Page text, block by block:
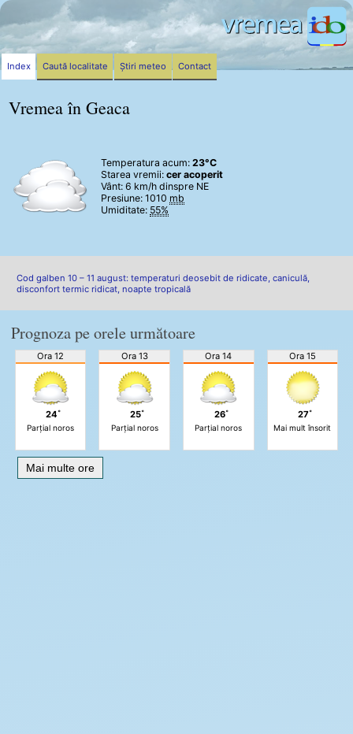
Vremea în Geaca
Temperatura acum: 23°C
Starea vremii: cer acoperit
Vânt: 6 km/h dinspre NE
Presiune: 1010 mb
Umiditate: 55%
Cod galben 10 – 11 august: temperaturi deosebit de ridicate, caniculă,
disconfort termic ridicat, noapte tropicală
Prognoza pe orele următoare
Ora 12
24˚
Parțial noros
Ora 13
25˚
Parțial noros
Ora 14
26˚
Parțial noros
Ora 15
27˚
Mai mult însorit
Mai multe ore
Index Caută localitate Știri meteo Contact